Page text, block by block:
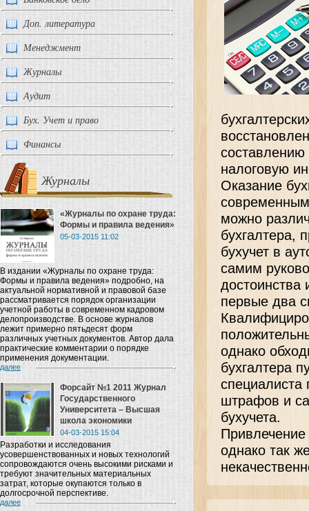
Доп. литература
Менеджмент
Журналы
Аудит
Бух. Учет и право
Финансы
Журналы
«Журналы по охране труда:
Формы и правила ведения»
05-03-2015 11:02
В издании «Журналы по охране труда:
Формы и правила ведения» подробно, на
актуальной нормативной и правовой базе
рассматривается порядок организации
учетной работы в современном кадровом
делопроизводстве. В основе журналов
лежит примерно пятьдесят форм
различных учетных документов. Автор дала
практические комментарии о порядке
применения документации.
далее
Форсайт №1 2011 Журнал
Государственного
Университета – Высшая
школа экономики
04-03-2015 15:04
Разработки и исследования
усовершенствованных и новых технологий
сопровождаются очень высокими рисками и
требуют значительных материальных
затрат, которые окупаются только в
долгосрочной перспективе.
далее
составлению
налоговую
Оказание
можно
бухгалтера,
бухучет в
самим
достоинства
первые два
однако
бухгалтера
штрафов и
бухучета.
Привлечение
однако так